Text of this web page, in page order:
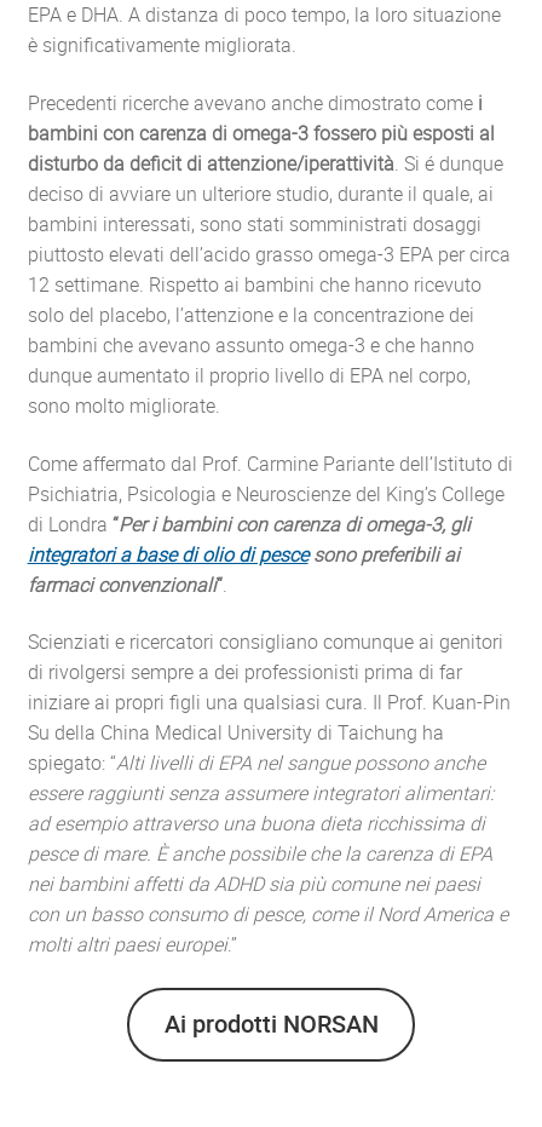
EPA e DHA. A distanza di poco tempo, la loro situazione
è significativamente migliorata.
Precedenti ricerche avevano anche dimostrato come i
bambini con carenza di omega-3 fossero più esposti al
disturbo da deficit di attenzione/iperattività. Si é dunque
deciso di avviare un ulteriore studio, durante il quale, ai
bambini interessati, sono stati somministrati dosaggi
piuttosto elevati dell’acido grasso omega-3 EPA per circa
12 settimane. Rispetto ai bambini che hanno ricevuto
solo del placebo, l’attenzione e la concentrazione dei
bambini che avevano assunto omega-3 e che hanno
dunque aumentato il proprio livello di EPA nel corpo,
sono molto migliorate.
Come affermato dal Prof. Carmine Pariante dell’Istituto di
Psichiatria, Psicologia e Neuroscienze del King’s College
di Londra “Per i bambini con carenza di omega-3, gli
integratori a base di olio di pescesono preferibili ai
farmaci convenzionali“.
Scienziati e ricercatori consigliano comunque ai genitori
di rivolgersi sempre a dei professionisti prima di far
iniziare ai propri figli una qualsiasi cura. Il Prof. Kuan-Pin
Su della China Medical University di Taichung ha
spiegato: “Alti livelli di EPA nel sangue possono anche
essere raggiunti senza assumere integratori alimentari:
ad esempio attraverso una buona dieta ricchissima di
pesce di mare. È anche possibile che la carenza di EPA
nei bambini affetti da ADHD sia più comune nei paesi
con un basso consumo di pesce, come il Nord America e
molti altri paesi europei.”
Ai prodotti NORSAN